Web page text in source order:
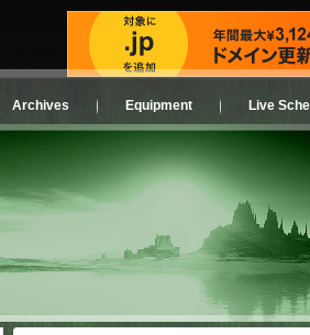
Archives Equipment Live